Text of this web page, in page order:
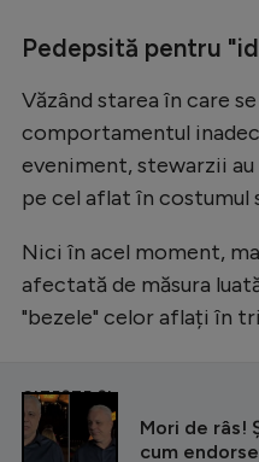
Pedepsită pentru
Văzând starea în care
comportamentul
eveniment, stewarzii
pe cel aflat în costumul
Nici în acel moment,
afectată de măsura
"bezele" celor aflați în
CITEȘTE ȘI
Mori de râs!
cum